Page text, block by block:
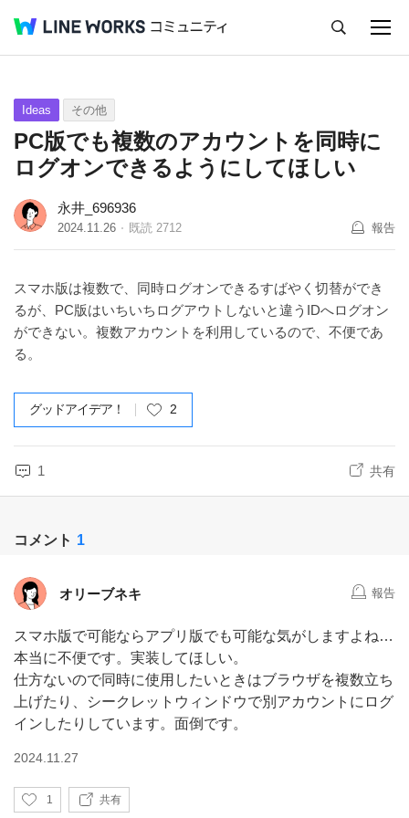
Q&A Tips Ideas
Ideas その他
PC版でも複数のアカウントを同時に
ログオンできるようにしてほしい
永井_696936
2024.11.26 既読 2712 報告
スマホ版は複数で、同時ログオンできるすばやく切替ができ
るが、PC版はいちいちログアウトしないと違うIDへログオン
ができない。複数アカウントを利用しているので、不便であ
る。
グッドアイデア！ 2
1 共有
コメント 1
オリーブネキ 報告
スマホ版で可能ならアプリ版でも可能な気がしますよね…
本当に不便です。実装してほしい。
仕方ないので同時に使用したいときはブラウザを複数立ち
上げたり、シークレットウィンドウで別アカウントにログ
インしたりしています。面倒です。
2024.11.27
い
1 共有